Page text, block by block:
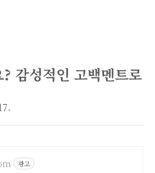
감성적인 고백멘트로
광고